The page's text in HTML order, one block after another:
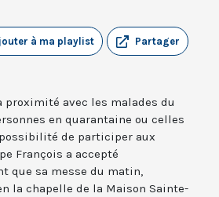
Partager
à ma playlist
proximité avec les malades du
en quarantaine ou celles
de participer aux
François a accepté
que sa messe du matin,
la chapelle de la Maison Sainte-